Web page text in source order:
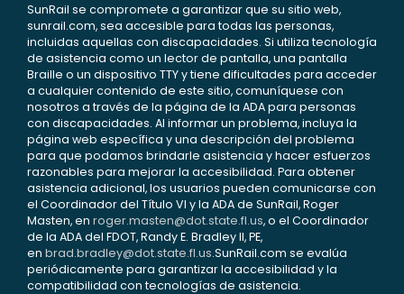
SunRail se compromete a garantizar que su sitio web,
sunrail.com, sea accesible para todas las personas,
incluidas aquellas con discapacidades. Si utiliza tecnología
de asistencia como un lector de pantalla, una pantalla
Braille o un dispositivo TTY y tiene dificultades para acceder
a cualquier contenido de este sitio, comuníquese con
nosotros a través de la página de la ADA para personas
con discapacidades. Al informar un problema, incluya la
página web específica y una descripción del problema
para que podamos brindarle asistencia y hacer esfuerzos
razonables para mejorar la accesibilidad. Para obtener
asistencia adicional, los usuarios pueden comunicarse con
el Coordinador del Título VI y la ADA de SunRail, Roger
Masten, en roger.masten@dot.state.fl.us, o el Coordinador
de la ADA del FDOT, Randy E. Bradley II, PE,
en brad.bradley@dot.state.fl.us.SunRail.com se evalúa
periódicamente para garantizar la accesibilidad y la
compatibilidad con tecnologías de asistencia.